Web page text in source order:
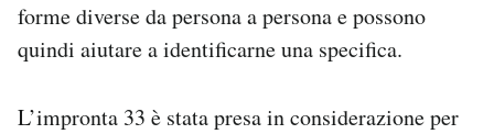
forme diverse da persona a persona e possono
quindi aiutare a identificarne una specifica.
L’impronta 33 è stata presa in considerazione per